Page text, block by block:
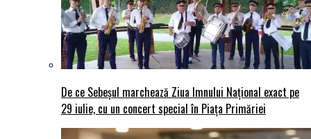
De ce Sebeșul marchează Ziua Imnului Național exact pe
29 iulie, cu un concert special în Piața Primăriei